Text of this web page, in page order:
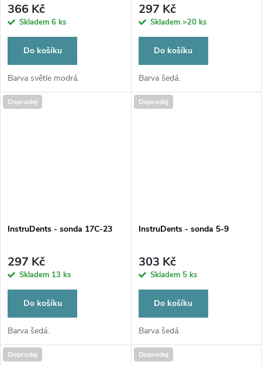
366 Kč
Skladem 6 ks
Do košíku
Barva světle modrá.
297 Kč
Skladem >20 ks
Do košíku
Barva šedá.
Doprodej
InstruDents - sonda 17C-23
297 Kč
Skladem 13 ks
Do košíku
Barva šedá.
Doprodej
InstruDents - sonda 5-9
303 Kč
Skladem 5 ks
Do košíku
Barva šedá.
Doprodej Doprodej